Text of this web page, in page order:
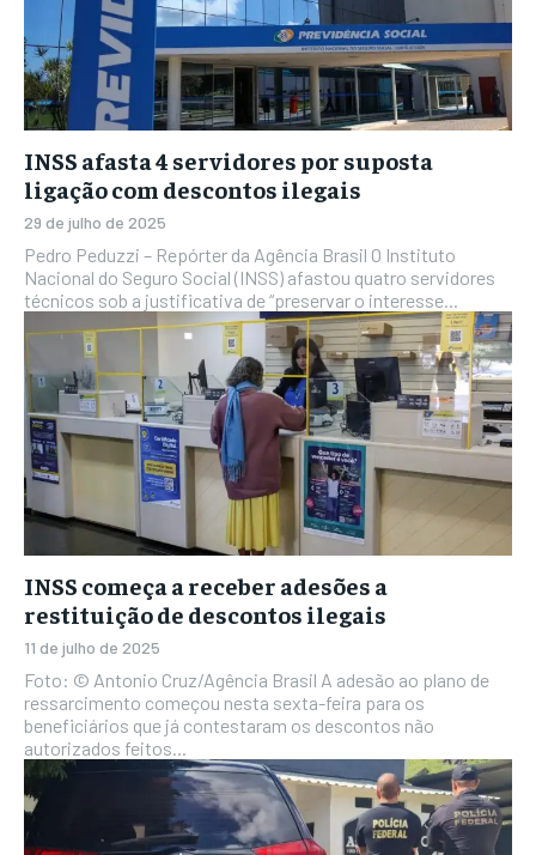
INSS afasta 4 servidores por suposta
ligação com descontos ilegais
29 de julho de 2025
Pedro Peduzzi – Repórter da Agência Brasil O Instituto
Nacional do Seguro Social (INSS) afastou quatro servidores
técnicos sob a justificativa de “preservar o interesse...
INSS começa a receber adesões a
restituição de descontos ilegais
11 de julho de 2025
Foto: © Antonio Cruz/Agência Brasil A adesão ao plano de
ressarcimento começou nesta sexta-feira para os
beneficiários que já contestaram os descontos não
autorizados feitos...